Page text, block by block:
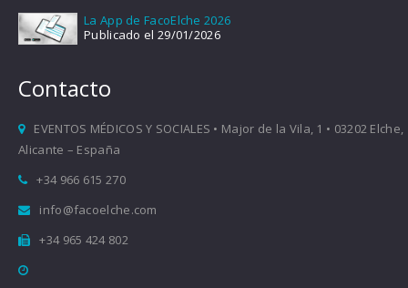
La App de FacoElche 2026
Publicado el 29/01/2026
Contacto
EVENTOS MÉDICOS Y SOCIALES • Major de la Vila, 1 • 03202 Elche,
Alicante – España
+34 966 615 270
info@facoelche.com
+34 965 424 802